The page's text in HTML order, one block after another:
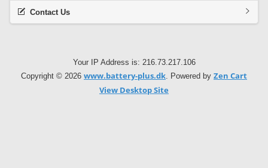
Contact Us
Your IP Address is: 216.73.217.106
Copyright © 2026 www.battery-plus.dk. Powered by Zen Cart
View Desktop Site